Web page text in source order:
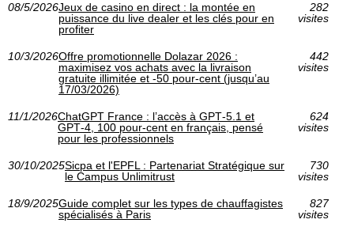
08/5/2026Jeux de casino en direct : la montée en
puissance du live dealer et les clés pour en
profiter
282
visites
10/3/2026Offre promotionnelle Dolazar 2026 :
maximisez vos achats avec la livraison
gratuite illimitée et -50 pour-cent (jusqu’au
17/03/2026)
442
visites
11/1/2026ChatGPT France : l’accès à GPT‑5.1 et
GPT‑4, 100 pour-cent en français, pensé
pour les professionnels
624
visites
30/10/2025Sicpa et l'EPFL : Partenariat Stratégique sur
le Campus Unlimitrust
730
visites
18/9/2025Guide complet sur les types de chauffagistes
spécialisés à Paris
827
visites